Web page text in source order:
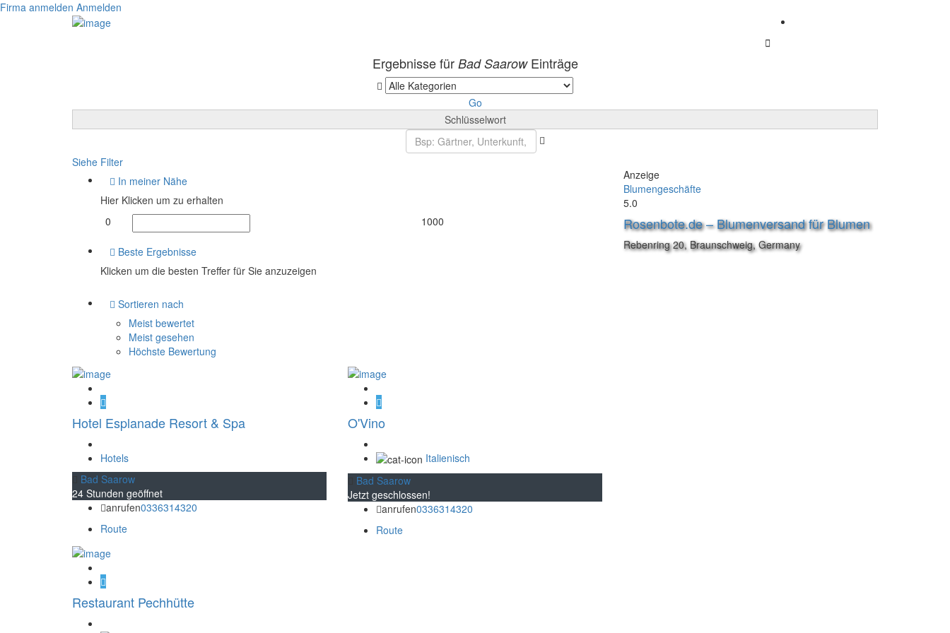
Firma anmelden Anmelden
Ergebnisse für Bad SaarowEinträge
Go
Schlüsselwort
Siehe Filter
In meiner Nähe
Hier Klicken um zu erhalten
0
1000
Beste Ergebnisse
Klicken um die besten Treffer für Sie anzuzeigen
Sortieren nach
Meist bewertet
Meist gesehen
Höchste Bewertung
Hotel Esplanade Resort & Spa
Hotels
Bad Saarow
24 Stunden geöffnet
anrufen0336314320
Route
O'Vino
Italienisch
Bad Saarow
Jetzt geschlossen!
anrufen0336314320
Route
Restaurant Pechhütte
Anzeige
Blumengeschäfte
5.0
Rosenbote.de – Blumenversand für Blumen
Rebenring 20, Braunschweig, Germany